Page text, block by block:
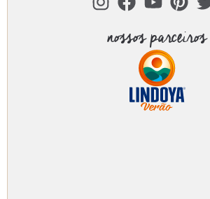
nossos parceiros